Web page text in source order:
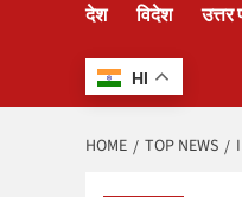
देश विदेश उत्तर
HI
HOME TOP NEWS